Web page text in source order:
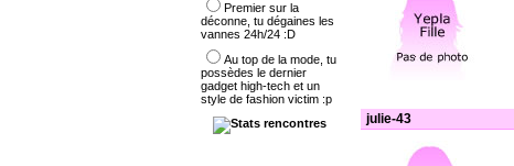
julie-43
Premier sur la
déconne, tu dégaines les
vannes 24h/24 :D
Au top de la mode, tu
possèdes le dernier
gadget high-tech et un
style de fashion victim :p